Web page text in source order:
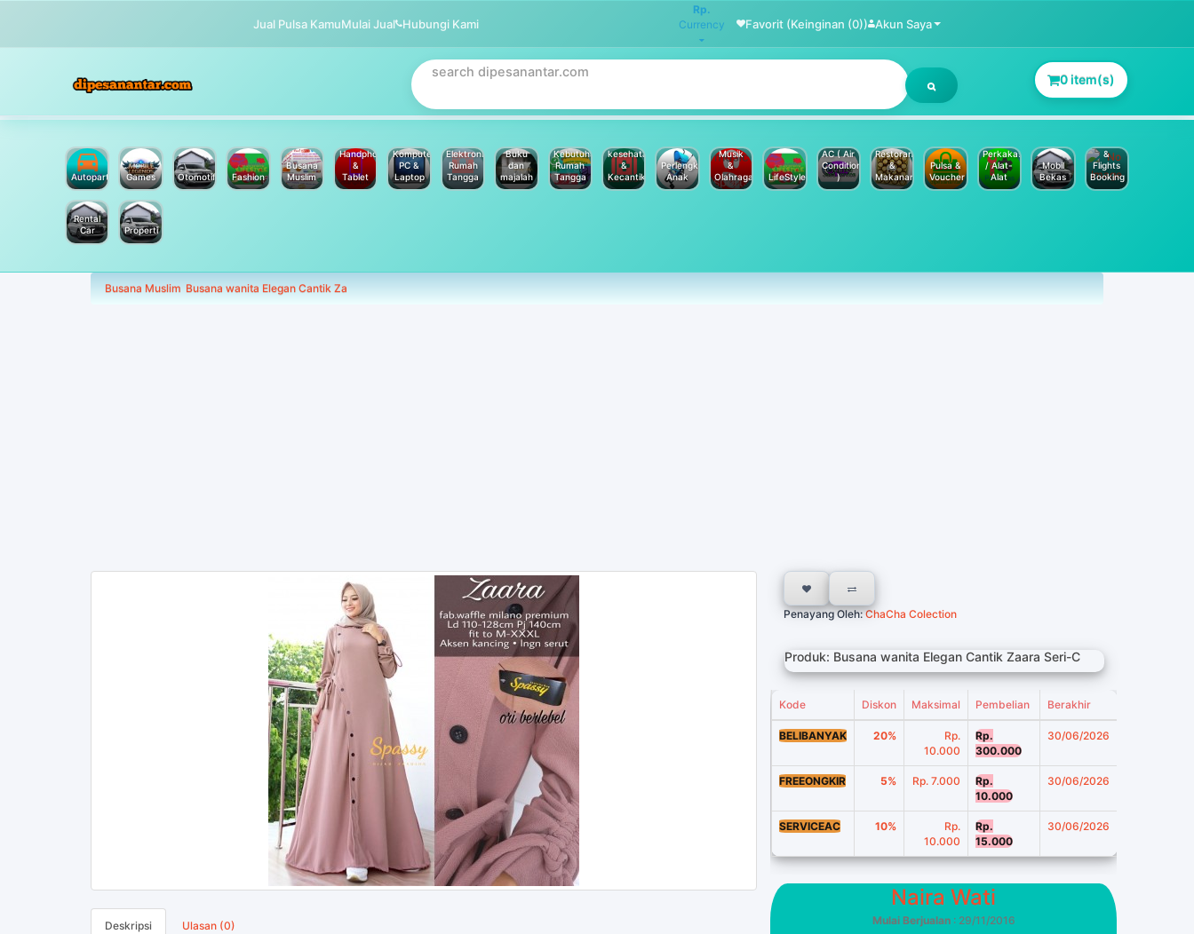
Jual Pulsa KamuMulai Jual Hubungi Kami
Rp.
Currency
Favorit (Keinginan (0)) Akun Saya
0 item(s)
Autoparts Games Otomotif Fashion
Busana
Muslim
Handphone
&
Tablet
Komputer
PC &
Laptop
Elektronik
Rumah
Tangga
Buku
dan
majalah
Kebutuhan
Rumah
Tangga
kesehatan
&
Kecantikan
Perlengkapan
Anak
Musik
&
Olahraga
LifeStyle
AC ( Air
Conditioner
)
Restoran
&
Makanan
Pulsa &
Voucher
Perkakas
/ Alat-
Alat
Mobil
Bekas
&
Flights
Booking
Rental
Car
Properti
Busana Muslim Busana wanita Elegan Cantik Za
Deskripsi Ulasan (0)
Penayang Oleh:ChaCha Colection
Produk: Busana wanita Elegan Cantik Zaara Seri-C
Kode Diskon Maksimal Pembelian Berakhir
BELIBANYAK 20%
Rp.
10.000
Rp.
300.000
30/06/2026
FREEONGKIR 5% Rp. 7.000
Rp.
10.000
30/06/2026
SERVICEAC 10%
Rp.
10.000
Rp.
15.000
30/06/2026
Naira Wati
Mulai Berjualan: 29/11/2016